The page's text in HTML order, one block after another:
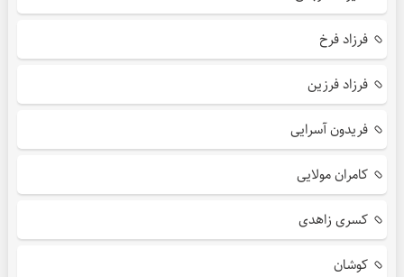
فرزاد فرخ
فرزاد فرزین
فریدون آسرایی
کامران مولایی
کسری زاهدی
کوشان